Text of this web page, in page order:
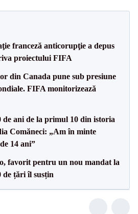
franceză anticorupţie a depus
proiectului FIFA
din Canada pune sub presiune
FIFA monitorizează
de ani de la primul 10 din istoria
Comăneci: „Am în minte
14 ani”
favorit pentru un nou mandat la
de țări îl susțin